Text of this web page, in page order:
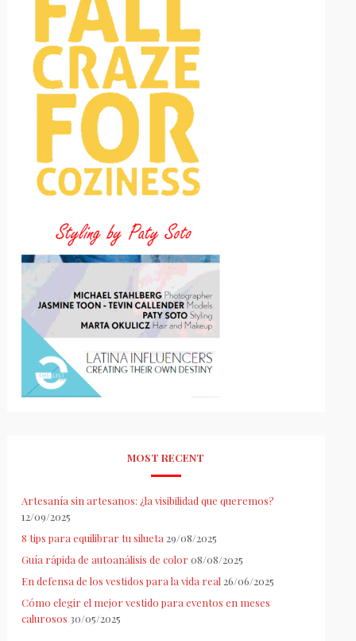
MOST RECENT
Artesanía sin artesanos: ¿la visibilidad que queremos?
12/09/2025
8 tips para equilibrar tu silueta 29/08/2025
Guía rápida de autoanálisis de color 08/08/2025
En defensa de los vestidos para la vida real 26/06/2025
Cómo elegir el mejor vestido para eventos en meses
calurosos 30/05/2025